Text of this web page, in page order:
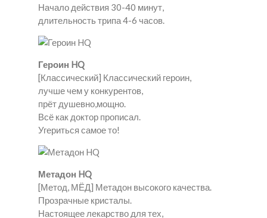
Начало действия 30-40 минут,
длительность трипа 4-6 часов.
Героин HQ
[Классический] Классический героин,
лучше чем у конкурентов,
прёт душевно,мощно.
Всё как доктор прописал.
Угериться самое то!
Метадон HQ
[Метод, МЁД] Метадон высокого качества.
Прозрачные кристалы.
Настоящее лекарство для тех,